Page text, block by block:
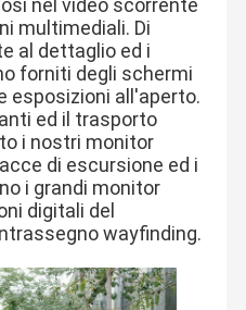
nel video scorrente
multimediali. Di
al dettaglio ed i
forniti degli schermi
esposizioni all'aperto.
ed il trasporto
i nostri monitor
di escursione ed i
i grandi monitor
digitali del
wayfinding.